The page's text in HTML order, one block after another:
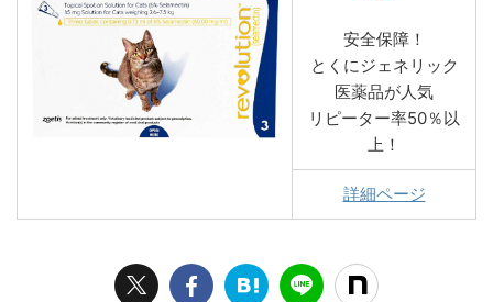
安全保障！
とくにジェネリック
医薬品が人気
リピーター率50％以
上！
詳細ページ